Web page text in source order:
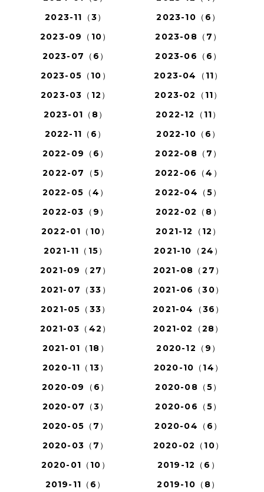
2023-11（3）
2023-10（6）
2023-09（10）
2023-08（7）
2023-07（6）
2023-06（6）
2023-05（10）
2023-04（11）
2023-03（12）
2023-02（11）
2023-01（8）
2022-12（11）
2022-11（6）
2022-10（6）
2022-09（6）
2022-08（7）
2022-07（5）
2022-06（4）
2022-05（4）
2022-04（5）
2022-03（9）
2022-02（8）
2022-01（10）
2021-12（12）
2021-11（15）
2021-10（24）
2021-09（27）
2021-08（27）
2021-07（33）
2021-06（30）
2021-05（33）
2021-04（36）
2021-03（42）
2021-02（28）
2021-01（18）
2020-12（9）
2020-11（13）
2020-10（14）
2020-09（6）
2020-08（5）
2020-07（3）
2020-06（5）
2020-05（7）
2020-04（6）
2020-03（7）
2020-02（10）
2020-01（10）
2019-12（6）
2019-11（6）
2019-10（8）